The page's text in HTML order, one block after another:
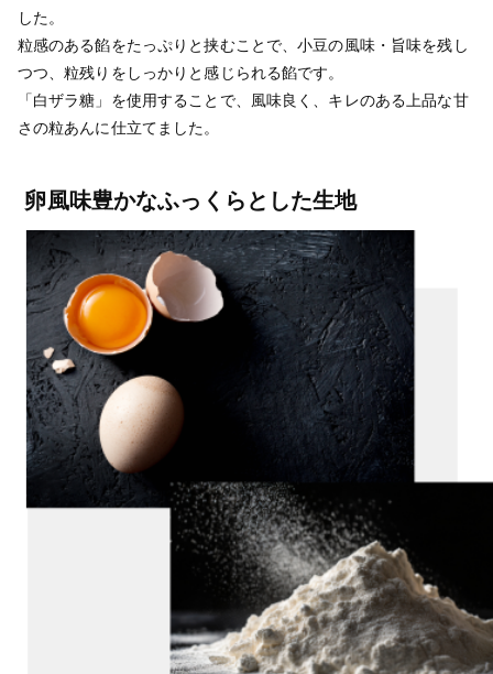
した。
粒感のある餡をたっぷりと挟むことで、小豆の風味・旨味を残し
つつ、粒残りをしっかりと感じられる餡です。
「白ザラ糖」を使用することで、風味良く、キレのある上品な甘
さの粒あんに仕立てました。
卵風味豊かなふっくらとした生地